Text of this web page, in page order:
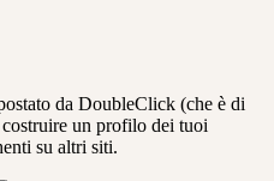
da DoubleClick (che è di
un profilo dei tuoi
su altri siti.